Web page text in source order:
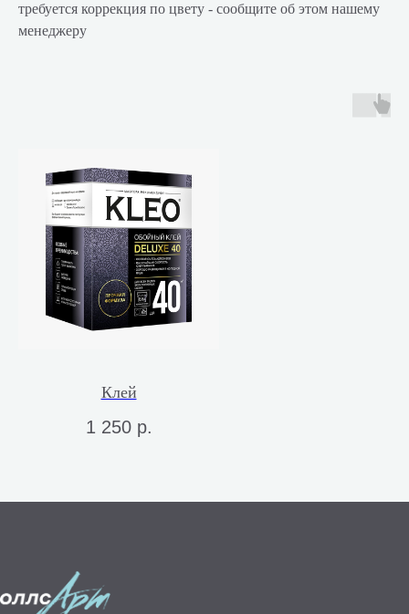
требуется коррекция по цвету - сообщите об этом нашему
менеджеру
Клей
1 250 р.